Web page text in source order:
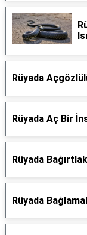
Rüyada
Rüyada Aç Bir
Rüyada
Rüyada